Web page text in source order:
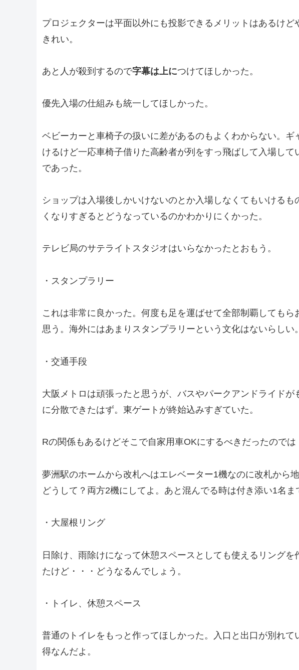
プロジェクターは平面以外にも投影できるメリットはあるけ
きれい。
あと人が殺到するので字幕は上につけてほしかった。
優先入場の仕組みも統一してほしかった。
ベビーカーと車椅子の扱いに差があるのもよくわからない。
けるけど一応車椅子借りた高齢者が列をすっ飛ばして入場し
であった。
ショップは入場後しかいけないのとか入場しなくてもいける
くなりすぎるとどうなっているのかわかりにくかった。
テレビ局のサテライトスタジオはいらなかったとおもう。
・スタンプラリー
これは非常に良かった。何度も足を運ばせて全部制覇してもら
思う。海外にはあまりスタンプラリーという文化はないらしい。
・交通手段
大阪メトロは頑張ったと思うが、バスやパークアンドライドが
に分散できたはず。東ゲートが終始込みすぎていた。
Rの関係もあるけどそこで自家用車OKにするべきだったのでは
夢洲駅のホームから改札へはエレベーター1機なのに改札から
どうして？両方2機にしてよ。あと混んでる時は付き添い1名ま
・大屋根リング
日除け、雨除けになって休憩スペースとしても使えるリング
たけど・・・どうなるんでしょう。
・トイレ、休憩スペース
普通のトイレをもっと作ってほしかった。入口と出口が別れ
得なんだよ。